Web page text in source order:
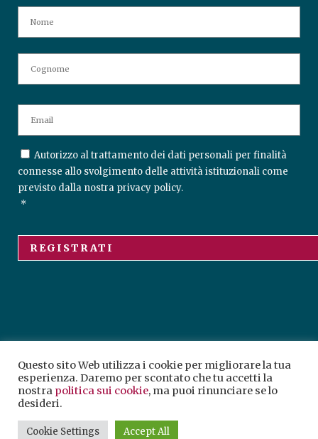
M
E
A
I
L
C
O
S
T
Autorizzo al trattamento dei dati personali per finalità
connesse allo svolgimento delle attività istituzionali come
previsto dalla nostra privacy policy.
*
Tutti i diritti riservati2026 © ARP Università
Popolare Arte & Cultura
Questo sito Web utilizza i cookie per migliorare la tua
esperienza. Daremo per scontato che tu accetti la
nostra politica sui cookie, ma puoi rinunciare se lo
desideri.
Cookie Settings Accept All